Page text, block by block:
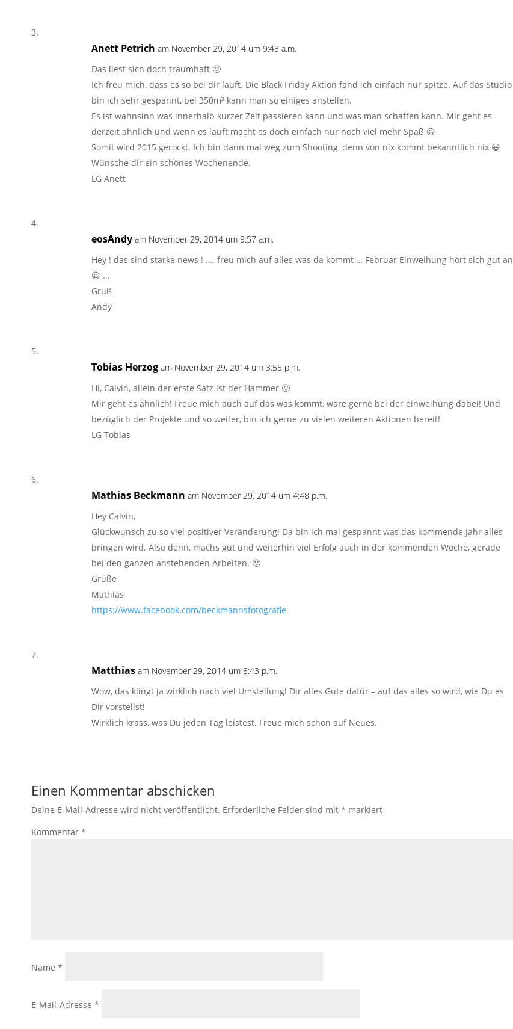
Anett Petrich am November 29, 2014 um 9:43 a.m.
Das liest sich doch traumhaft 🙂
Ich freu mich, dass es so bei dir läuft. Die Black Friday Aktion fand ich einfach nur spitze. Auf das Studio
bin ich sehr gespannt, bei 350m² kann man so einiges anstellen.
Es ist wahnsinn was innerhalb kurzer Zeit passieren kann und was man schaffen kann. Mir geht es
derzeit ähnlich und wenn es läuft macht es doch einfach nur noch viel mehr Spaß 😀
Somit wird 2015 gerockt. Ich bin dann mal weg zum Shooting, denn von nix kommt bekanntlich nix 😀
Wünsche dir ein schönes Wochenende.
LG Anett
eosAndy am November 29, 2014 um 9:57 a.m.
Hey ! das sind starke news ! …. freu mich auf alles was da kommt … Februar Einweihung hört sich gut an
😀 …
Gruß
Andy
Tobias Herzog am November 29, 2014 um 3:55 p.m.
Hi, Calvin, allein der erste Satz ist der Hammer 🙂
Mir geht es ähnlich! Freue mich auch auf das was kommt, wäre gerne bei der einweihung dabei! Und
bezüglich der Projekte und so weiter, bin ich gerne zu vielen weiteren Aktionen bereit!
LG Tobias
Mathias Beckmann am November 29, 2014 um 4:48 p.m.
Hey Calvin,
Glückwunsch zu so viel positiver Veränderung! Da bin ich mal gespannt was das kommende Jahr alles
bringen wird. Also denn, machs gut und weiterhin viel Erfolg auch in der kommenden Woche, gerade
bei den ganzen anstehenden Arbeiten. 🙂
Grüße
Mathias
https://www.facebook.com/beckmannsfotografie
Matthias am November 29, 2014 um 8:43 p.m.
Wow, das klingt ja wirklich nach viel Umstellung! Dir alles Gute dafür – auf das alles so wird, wie Du es
Dir vorstellst!
Wirklich krass, was Du jeden Tag leistest. Freue mich schon auf Neues.
Einen Kommentar abschicken
Deine E-Mail-Adresse wird nicht veröffentlicht. Erforderliche Felder sind mit * markiert
Kommentar *
Name *
E-Mail-Adresse *